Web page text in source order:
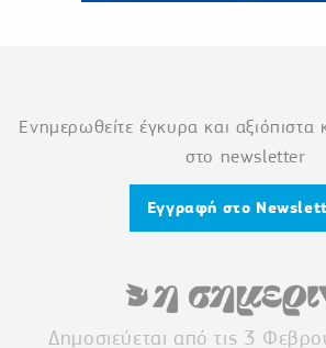
Ενημερωθείτε έγκυρα και αξιόπιστα
στο newsletter
Εγγραφή στο
Δημοσιεύεται από τις 3